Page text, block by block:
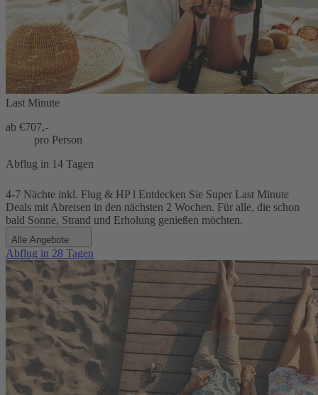
Last Minute
ab €707,-
pro Person
Abflug in 14 Tagen
4-7 Nächte inkl. Flug & HP l Entdecken Sie Super Last Minute
Deals mit Abreisen in den nächsten 2 Wochen. Für alle, die schon
bald Sonne, Strand und Erholung genießen möchten.
Alle Angebote
Abflug in 28 Tagen